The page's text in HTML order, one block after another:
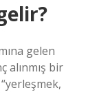
gelen
alınmış bir